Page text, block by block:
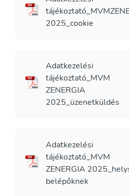
2025_cookie
Adatkezelési
tájékoztató_MVM
ZENERGIA
2025_üzenetküldés
Adatkezelési
tájékoztató_MVM
ZENERGIA
belépőknek